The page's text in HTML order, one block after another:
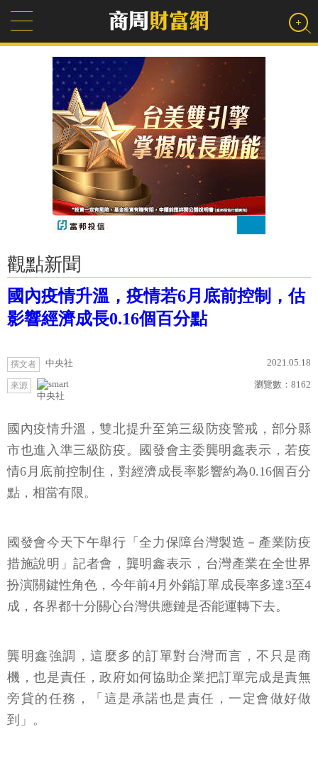
觀點新聞
國內疫情升溫，疫情若6月底前控制，估
影響經濟成長0.16個百分點
撰文者 中央社 2021.05.18
來源
中央社
瀏覽數： 8162
國內疫情升溫，雙北提升至第三級防疫警戒，部分縣
市也進入準三級防疫。國發會主委龔明鑫表示，若疫
情6月底前控制住，對經濟成長率影響約為0.16個百分
點，相當有限。
國發會今天下午舉行「全力保障台灣製造－產業防疫
措施說明」記者會，龔明鑫表示，台灣產業在全世界
扮演關鍵性角色，今年前4月外銷訂單成長率多達3至4
成，各界都十分關心台灣供應鏈是否能運轉下去。
龔明鑫強調，這麼多的訂單對台灣而言，不只是商
機，也是責任，政府如何協助企業把訂單完成是責無
旁貸的任務，「這是承諾也是責任，一定會做好做
到」。